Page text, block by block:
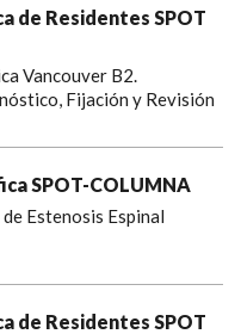
de Residentes SPOT
Vancouver B2.
Fijación y Revisión
SPOT-COLUMNA
Estenosis Espinal
de Residentes SPOT